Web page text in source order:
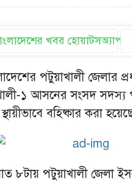
খবর হোয়াটসঅ্যাপ
পটুয়াখালী জেলার
১ আসনের সংসদ সদস্য
বহিষ্কার করা
৮টায় পটুয়াখালী জেলা